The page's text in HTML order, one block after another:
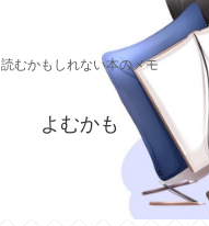
読むかもしれない本のメモ
よむかも